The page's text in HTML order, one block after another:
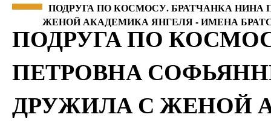
ПОДРУГА ПО КОСМОСУ. БРАТЧАНКА
ЖЕНОЙ АКАДЕМИКА ЯНГЕЛЯ - ИМЕНА
ПОДРУГА ПО
ПЕТРОВНА
ДРУЖИЛА С ЖЕНОЙ